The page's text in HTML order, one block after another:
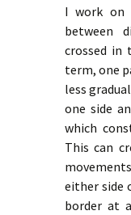
I work on
between
crossed in
term, one
less
one side
which
This can
either side
border at